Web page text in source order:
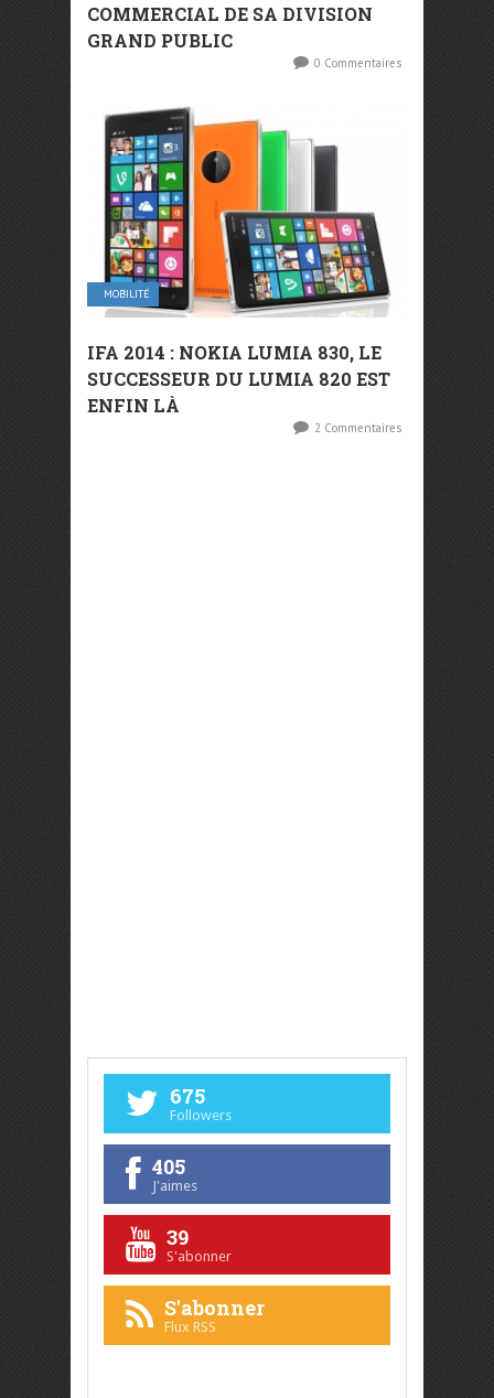
COMMERCIAL DE SA DIVISION
GRAND PUBLIC
0 Commentaires
MOBILITÉ
IFA 2014 : NOKIA LUMIA 830, LE
SUCCESSEUR DU LUMIA 820 EST
ENFIN LÀ
2 Commentaires
675
Followers
405
J'aimes
39
S'abonner
S'abonner
Flux RSS